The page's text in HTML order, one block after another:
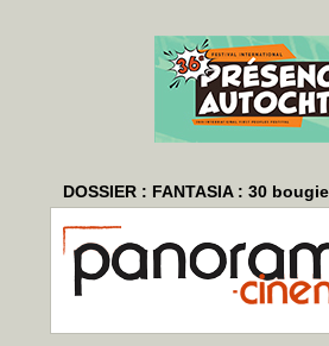
DOSSIER : FANTASIA : 30